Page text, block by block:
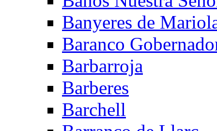
Banyeres de
Baranco
Barbarroja
Barberes
Barchell